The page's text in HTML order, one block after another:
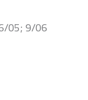
05; 9/06